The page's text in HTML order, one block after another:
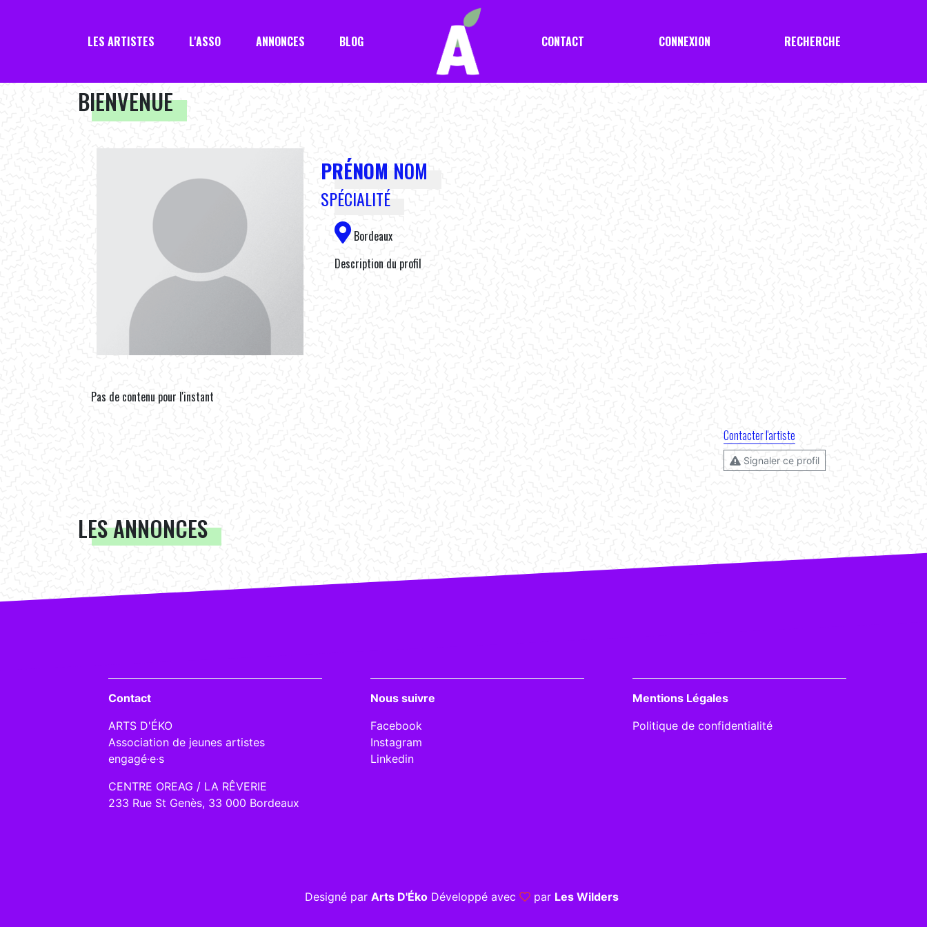
LES ARTISTES L'ASSO ANNONCES BLOG CONTACT CONNEXION RECHERCHE
BIENVENUE
PRÉNOM NOM
SPÉCIALITÉ
Bordeaux
Description du profil
Pas de contenu pour l'instant
Contacter l'artiste
Signaler ce profil
LES ANNONCES
Contact
ARTS D'ÉKO
Association de jeunes artistes
engagé·e·s
CENTRE OREAG / LA RÊVERIE
233 Rue St Genès, 33 000 Bordeaux
Nous suivre
Facebook
Instagram
Linkedin
Mentions Légales
Politique de confidentialité
Designé par Arts D'Éko Développé avec par Les Wilders